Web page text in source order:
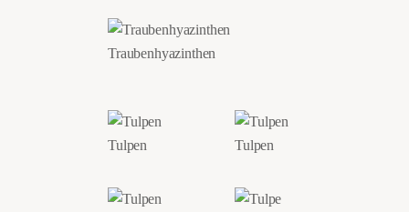
Traubenhyazinthen
Tulpen Tulpen